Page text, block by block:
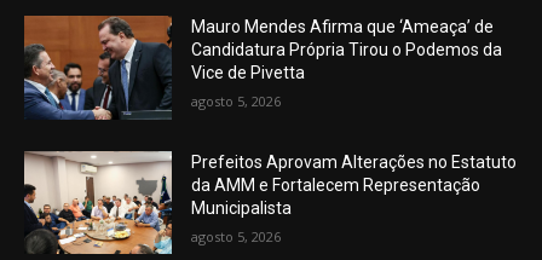
Mauro Mendes Afirma que ‘Ameaça’ de
Candidatura Própria Tirou o Podemos da
Vice de Pivetta
agosto 5, 2026
Prefeitos Aprovam Alterações no Estatuto
da AMM e Fortalecem Representação
Municipalista
agosto 5, 2026